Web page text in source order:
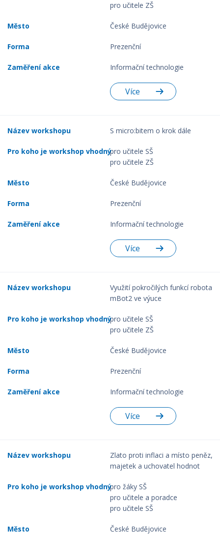
pro učitele ZŠ
České Budějovice
Prezenční
Informační technologie
Více
S micro:bitem o krok dále
pro učitele SŠ
pro učitele ZŠ
České Budějovice
Prezenční
Informační technologie
Více
Využití pokročilých funkcí robota
mBot2 ve výuce
pro učitele SŠ
pro učitele ZŠ
České Budějovice
Prezenční
Informační technologie
Více
Zlato proti inflaci a místo peněz,
majetek a uchovatel hodnot
pro žáky SŠ
pro učitele a poradce
pro učitele SŠ
České Budějovice